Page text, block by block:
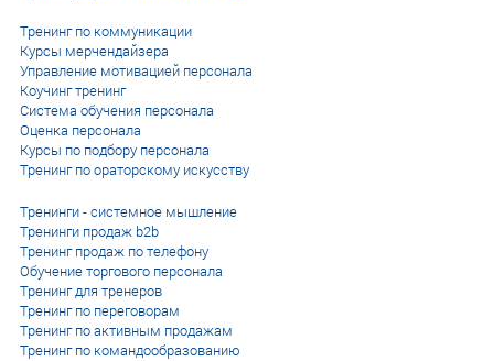
Тренинг по коммуникации
Курсы мерчендайзера
Управление мотивацией персонала
Коучинг тренинг
Система обучения персонала
Оценка персонала
Курсы по подбору персонала
Тренинг по ораторскому искусству
Тренинги - системное мышление
Тренинги продаж b2b
Тренинг продаж по телефону
Обучение торгового персонала
Тренинг для тренеров
Тренинг по переговорам
Тренинг по активным продажам
Тренинг по командообразованию